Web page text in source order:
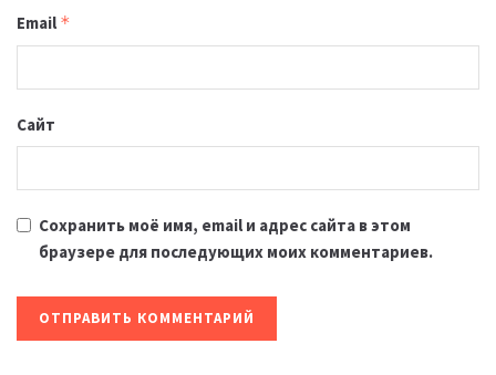
Email *
Сайт
Сохранить моё имя, email и адрес сайта в этом
браузере для последующих моих комментариев.